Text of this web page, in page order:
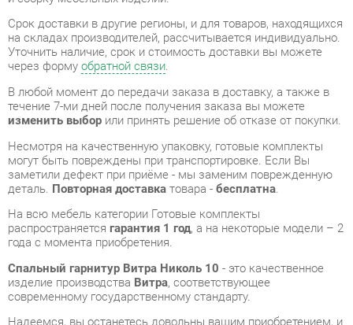
В любой момент до передачи заказа в доставку, а также в
течение 7-ми дней после получения заказа вы можете
изменить выборили принять решение об отказе от покупки.
Несмотря на качественную упаковку, готовые комплекты
заметили дефект при приёме - мы заменим поврежденную
деталь.Повторная доставкатовара -бесплатна.
распространяетсягарантия 1 год, а на некоторые модели – 2
года с момента приобретения.
Спальный гарнитур Витра Николь 10- это качественное
изделие производства
, соответствующее
современному государственному стандарту.
Надеемся, вы останетесь довольны вашим приобретением, и
будем рады, если вы оставите отзыв об опыте его
использования, который поможет сориентироваться нашим
будущим покупателям.
Кроме формыобратной связиполучить развёрнутую
консультацию, фото и видеообзор продукции вы можете по